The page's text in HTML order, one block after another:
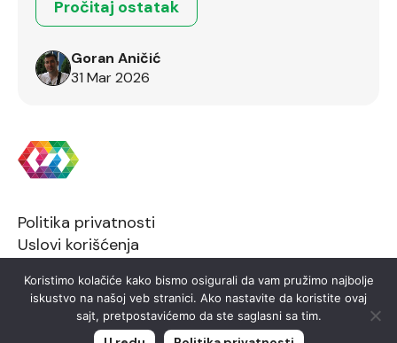
Pročitaj ostatak
Goran Aničić
31 Mar 2026
Politika privatnosti
Uslovi korišćenja
2026 © FTN Informatika
Koristimo kolačiće kako bismo osigurali da vam pružimo najbolje
iskustvo na našoj veb stranici. Ako nastavite da koristite ovaj
sajt, pretpostavićemo da ste saglasni sa tim.